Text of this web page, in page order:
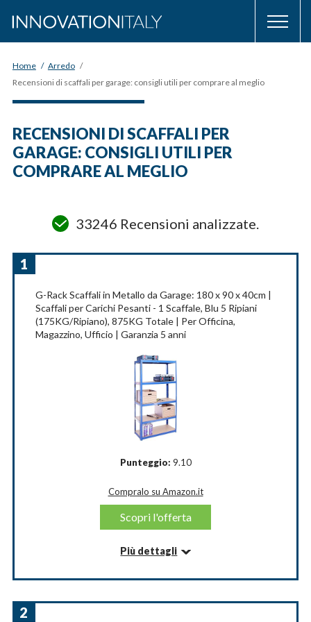
Home / Arredo /
Recensioni di scaffali per garage: consigli utili per comprare al meglio
RECENSIONI DI SCAFFALI PER
GARAGE: CONSIGLI UTILI PER
COMPRARE AL MEGLIO
33246 Recensioni analizzate.
1
G-Rack Scaffali in Metallo da Garage: 180 x 90 x 40cm |
Scaffali per Carichi Pesanti - 1 Scaffale, Blu 5 Ripiani
(175KG/Ripiano), 875KG Totale | Per Officina,
Magazzino, Ufficio | Garanzia 5 anni
Punteggio: 9.10
Compralo su Amazon.it
Scopri l'offerta
Più dettagli
Mensole + CONNETTORI INCLUSI per un
2